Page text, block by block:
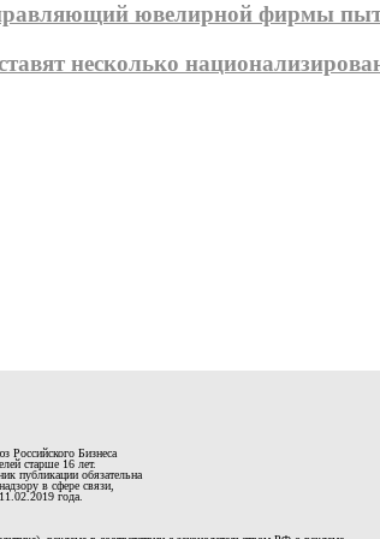
ювелирной фирмы
несколько
Российского Бизнеса
старше 16 лет.
публикации обязательна
в сфере связи,
года.